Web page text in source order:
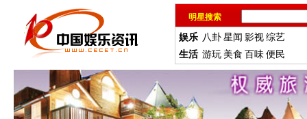
明星搜索
娱乐 八卦星闻 影视综艺
生活 游玩 美食 百味便民